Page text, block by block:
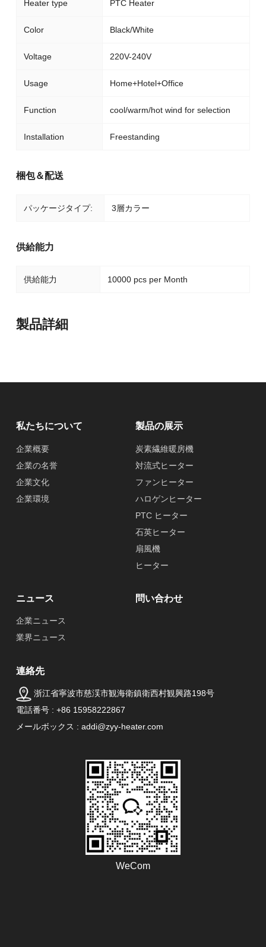
Heater type PTC Heater
Color Black/White
Voltage 220V-240V
Usage Home+Hotel+Office
Function cool/warm/hot wind for selection
Installation Freestanding
梱包＆配送
パッケージタイプ: 3層カラー
供給能力
供給能力 10000 pcs per Month
製品詳細
私たちについて
企業概要
企業の名誉
企業文化
企業環境
製品の展示
炭素繊維暖房機
対流式ヒーター
ファンヒーター
ハロゲンヒーター
PTC ヒーター
石英ヒーター
扇風機
ヒーター
ニュース
企業ニュース
業界ニュース
問い合わせ
連絡先
浙江省寧波市慈渓市観海衛鎮衛西村観興路198号
電話番号 : +86 15958222867
メールボックス : addi@zyy-heater.com
WeCom